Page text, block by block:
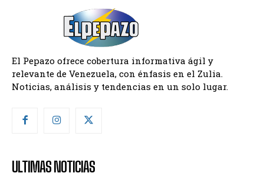
El Pepazo ofrece cobertura informativa ágil y
relevante de Venezuela, con énfasis en el Zulia.
Noticias, análisis y tendencias en un solo lugar.
ULTIMAS NOTICIAS